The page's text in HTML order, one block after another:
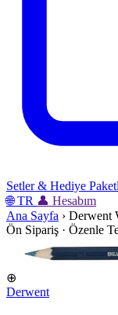
Setler & Hediye
🌐 TR 👤 Hesabım
Ana Sayfa › Derwent
Ön Sipariş · Özenle
⊕
Derwent